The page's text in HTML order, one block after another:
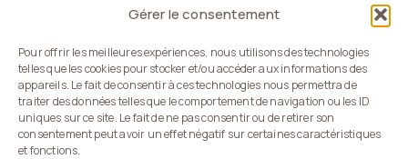
Gérer le consentement
Pour offrir les meilleures expériences, nous utilisons des technologies
telles que les cookies pour stocker et/ou accéder aux informations des
appareils. Le fait de consentir à ces technologies nous permettra de
traiter des données telles que le comportement de navigation ou les ID
uniques sur ce site. Le fait de ne pas consentir ou de retirer son
consentement peut avoir un effet négatif sur certaines caractéristiques
et fonctions.